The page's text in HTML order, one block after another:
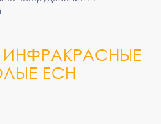
ИНФРАКРАСНЫЕ
ECH